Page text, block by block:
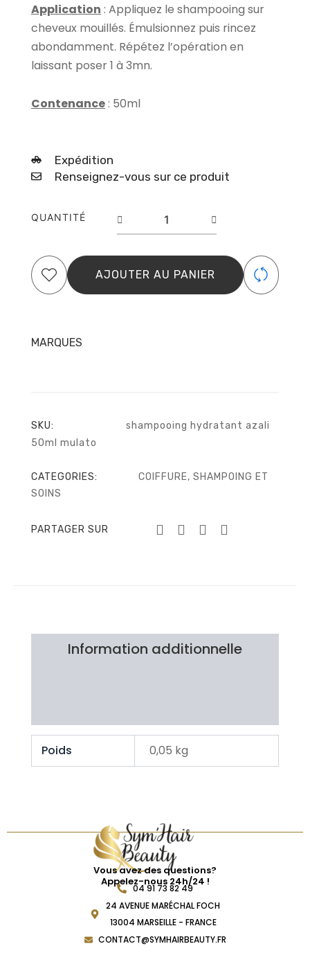
Application : Appliquez le shampooing sur
cheveux mouillés. Émulsionnez puis rincez
abondamment. Répétez l’opération en
laissant poser 1 à 3mn.
Contenance: 50ml
Expédition
Renseignez-vous sur ce produit
QUANTITÉ
hydratant
50ml
mulato
AJOUTER AU PANIER
MARQUES
SKU:
shampooing hydratant azali
50ml mulato
CATEGORIES: COIFFURE, SHAMPOING ET
SOINS
PARTAGER SUR
Information additionnelle
Poids 0,05 kg
Vous avez des questions?
Appelez-nous 24h/24 !
04 91 73 82 49
24 AVENUE MARÉCHAL FOCH
13004 MARSEILLE - FRANCE
CONTACT@SYMHAIRBEAUTY.FR